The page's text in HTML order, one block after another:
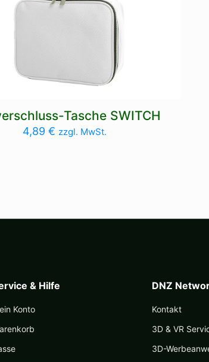
Tasche SWITCH
4,89 € zzgl. MwSt.
& Hilfe
Konto
DNZ
Kontakt
3D & VR
3D-